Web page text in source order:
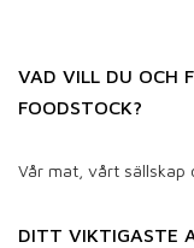
VAD VILL DU OCH
FOODSTOCK?
Vår mat, vårt sällskap
DITT VIKTIGASTE